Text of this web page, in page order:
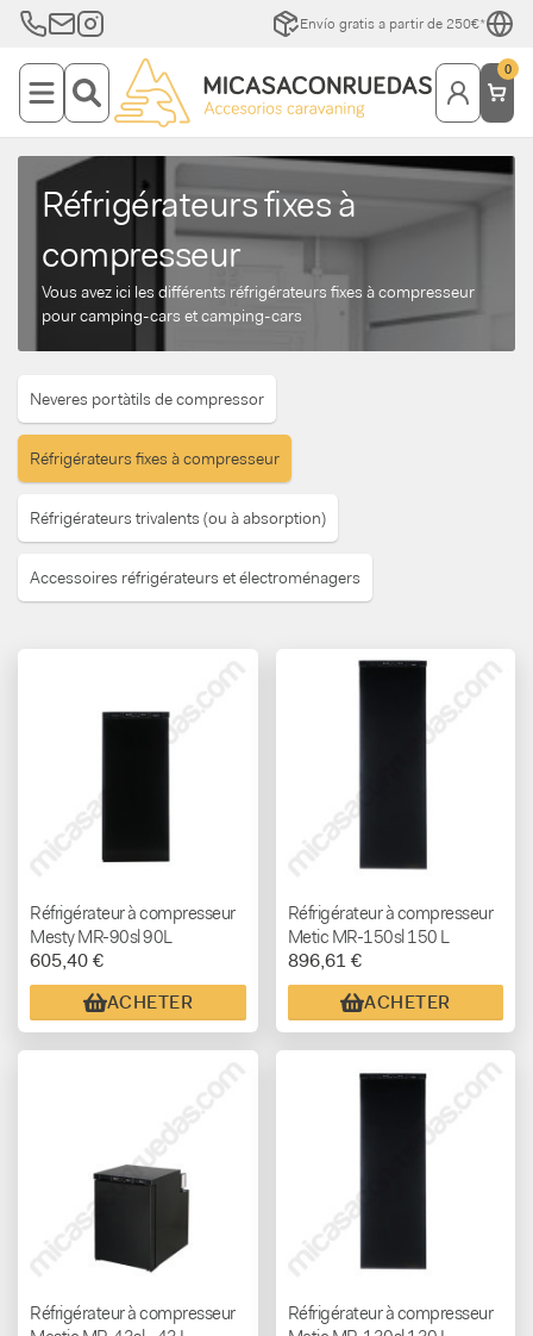
Envío gratis a partir de 250€*
0
Réfrigérateurs fixes à
compresseur
Vous avez ici les différents réfrigérateurs fixes à compresseur
pour camping-cars et camping-cars
Neveres portàtils de compressor
Réfrigérateurs fixes à compresseur
Réfrigérateurs trivalents (ou à absorption)
Accessoires réfrigérateurs et électroménagers
Réfrigérateur à compresseur
Mesty MR-90sl 90L
605,40 €
ACHETER
Réfrigérateur à compresseur
Metic MR-150sl 150 L
896,61 €
ACHETER
Réfrigérateur à compresseur
Réfrigérateur à compresseur